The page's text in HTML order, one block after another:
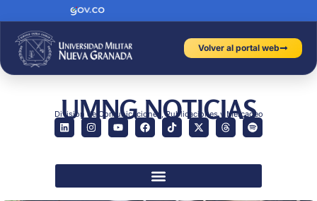
Volver al portal web
UMNG NOTICIAS
División de Comunicaciones, Publicaciones y Mercadeo